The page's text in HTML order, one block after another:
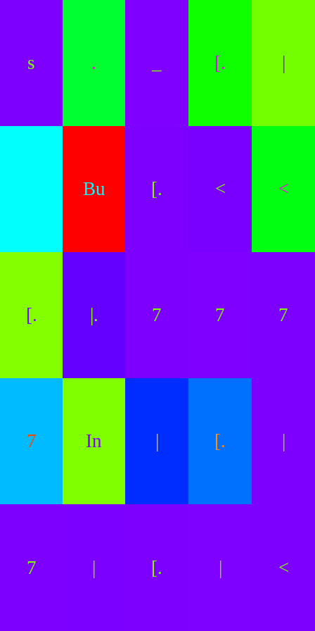
s . [. |
Bu [. < <
[. |. 7 7 7
7 In | [. |
7 | [. | <